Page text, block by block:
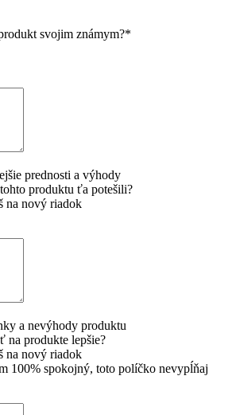
svojim známym?*
prednosti a výhody
produktu ťa potešili?
na nový riadok
a nevýhody produktu
na produkte lepšie?
na nový riadok
100% spokojný, toto políčko nevypĺňaj